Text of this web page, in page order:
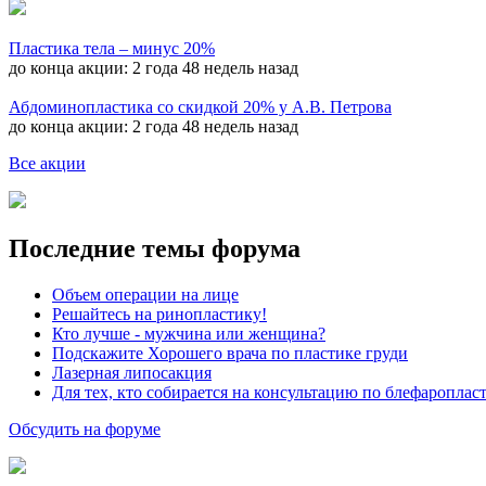
Пластика тела – минус 20%
до конца акции: 2 года 48 недель назад
Абдоминопластика со скидкой 20% у А.В. Петрова
до конца акции: 2 года 48 недель назад
Все акции
Последние темы форума
Объем операции на лице
Решайтесь на ринопластику!
Кто лучше - мужчина или женщина?
Подскажите Хорошего врача по пластике груди
Лазерная липосакция
Для тех, кто собирается на консультацию по
Обсудить на форуме